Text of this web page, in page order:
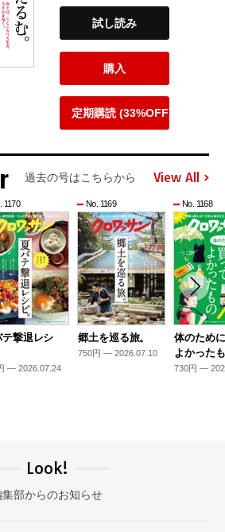
試し読み
購入
定期購読 (33%OFF)
過去の号はこちらから View All
1170
テ撃退レシ
— 2026.07.24
No. 1169
郷土を巡る旅。
750円 — 2026.07.10
No. 1168
体のため
よかった
730円 —
Look!
集部からのお知らせ